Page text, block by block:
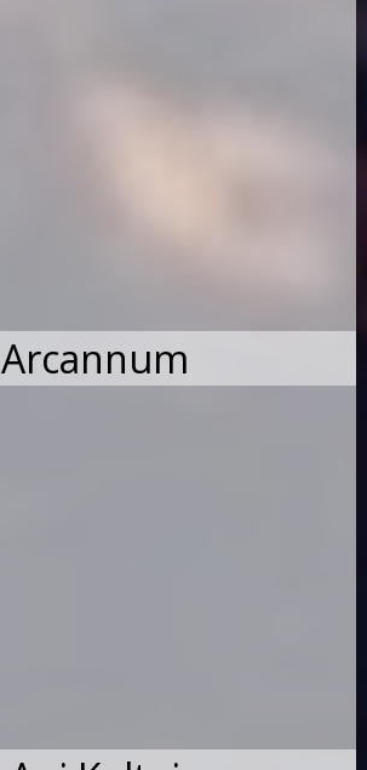
Arcannum